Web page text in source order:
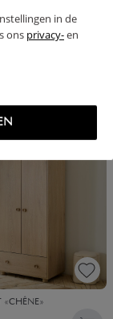
in de
ons privacy-en
«CHÊNE»